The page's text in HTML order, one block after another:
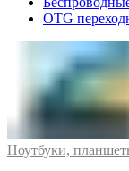
OTG
Ноутбуки,